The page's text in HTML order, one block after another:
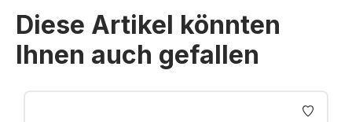
Diese Artikel könnten
Ihnen auch gefallen
Produktgalerie überspringen